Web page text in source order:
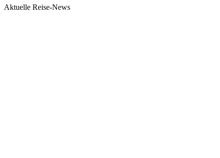
Aktuelle Reise-News